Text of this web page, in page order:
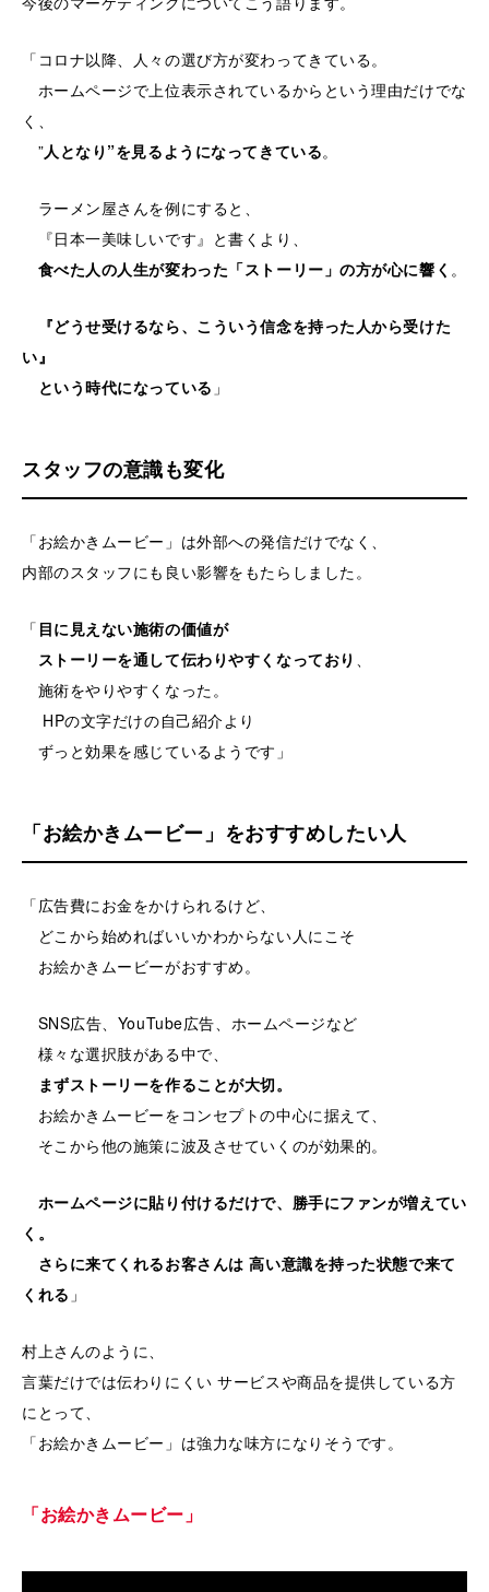
「コロナ以降、人々の選び方が変わってきている。
ホームページで上位表示されているからという理由だけでな
く、
”人となり”を見るようになってきている。
ラーメン屋さんを例にすると、
『日本一美味しいです』と書くより、
食べた人の人生が変わった「ストーリー」の方が心に響く 。
『どうせ受けるなら、こういう信念を持った人から受けた
い』
という時代になっている 」
スタッフの意識も変化
「お絵かきムービー」は外部への発信だけでなく、
内部のスタッフにも良い影響をもたらしました。
「 目に見えない施術の価値が
ストーリーを通して伝わりやすくなっており 、
施術をやりやすくなった。
HPの文字だけの自己紹介より
ずっと効果を感じているようです」
「お絵かきムービー」をおすすめしたい人
「広告費にお金をかけられるけど、
どこから始めればいいかわからない人にこそ
お絵かきムービーがおすすめ。
SNS広告、YouTube広告、ホームページなど
様々な選択肢がある中で、
まずストーリーを作ることが大切。
お絵かきムービーをコンセプトの中心に据えて、
そこから他の施策に波及させていくのが効果的。
ホームページに貼り付けるだけで、勝手にファンが増えてい
く。
さらに来てくれるお客さんは 高い意識を持った状態で来て
くれる 」
村上さんのように、
言葉だけでは伝わりにくい サービスや商品を提供している方
にとって、
「お絵かきムービー」は強力な味方になりそうです。
「お絵かきムービー」